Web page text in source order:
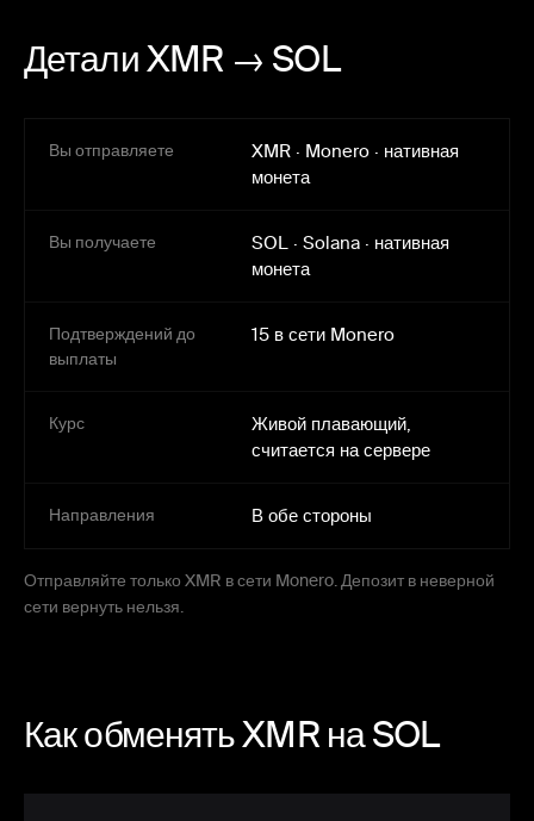
Детали XMR → SOL
Вы отправляете XMR · Monero · нативная
монета
Вы получаете SOL · Solana · нативная
монета
Подтверждений до
выплаты
15 в сети Monero
Курс
Живой плавающий,
считается на сервере
Направления В обе стороны
Отправляйте только XMR в сети Monero. Депозит в неверной
сети вернуть нельзя.
Как обменять XMR на SOL